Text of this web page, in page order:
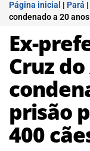
Página inicial | Pará |
condenado a 20
Ex-
Cruz
prisão
400